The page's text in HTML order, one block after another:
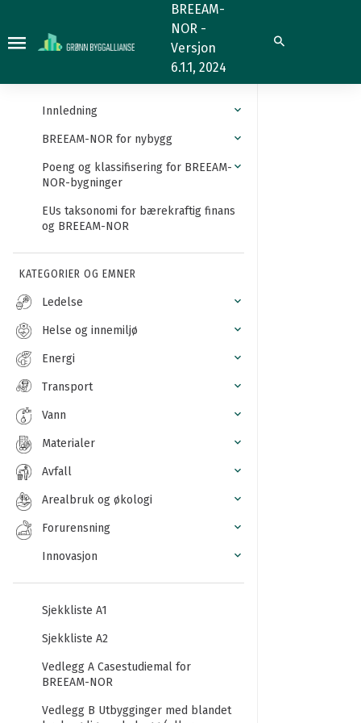
og
fasadenes
robusthet
BREEAM-
NOR -
Versjon
6.1.1, 2024
Søk
Innledning
BREEAM-NOR for nybygg
Poeng og klassifisering for BREEAM-
NOR-bygninger
EUs taksonomi for bærekraftig finans
og BREEAM-NOR
KATEGORIER OG EMNER
Ledelse
Helse og innemiljø
Energi
Transport
Vann
Materialer
Avfall
Arealbruk og økologi
Forurensning
Innovasjon
Sjekkliste A1
Sjekkliste A2
Vedlegg A Casestudiemal for
BREEAM-NOR
Vedlegg B Utbygginger med blandet